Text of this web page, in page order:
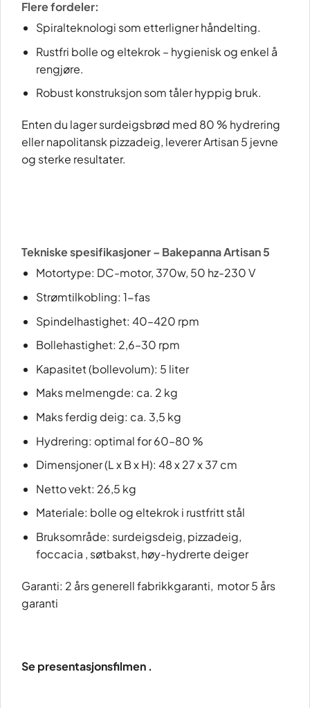
Flere fordeler:
Spiralteknologi som etterligner håndelting.
Rustfri bolle og eltekrok – hygienisk og enkel å
rengjøre.
Robust konstruksjon som tåler hyppig bruk.
Enten du lager surdeigsbrød med 80 % hydrering
eller napolitansk pizzadeig, leverer Artisan 5 jevne
og sterke resultater.
Tekniske spesifikasjoner – Bakepanna Artisan 5
Motortype: DC-motor, 370w, 50 hz-230 V
Strømtilkobling: 1-fas
Spindelhastighet: 40–420 rpm
Bollehastighet: 2,6–30 rpm
Kapasitet (bollevolum): 5 liter
Maks melmengde: ca. 2 kg
Maks ferdig deig: ca. 3,5 kg
Hydrering: optimal for 60–80 %
Dimensjoner (L x B x H): 48 x 27 x 37 cm
Netto vekt: 26,5 kg
Materiale: bolle og eltekrok i rustfritt stål
Bruksområde: surdeigsdeig, pizzadeig,
foccacia , søtbakst, høy-hydrerte deiger
Garanti: 2 års generell fabrikkgaranti, motor 5 års
garanti
Se presentasjonsfilmen .